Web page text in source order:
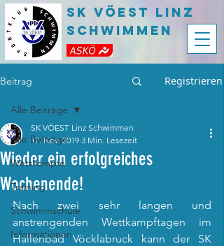
SK VÖEST LInz
Schwimmen
Beitrag Registrieren
Alle Beiträge
Wettkämpfe
Training
Schwimmschule
Informationen
Alle Beiträge
Wieder ein erfolgreiches
Wochenende!
SK VÖEST Linz Schwimmen
17. Nov. 2019 3 Min. Lesezeit
Nach zwei sehr langen und
anstrengenden Wettkampftagen im
Hallenbad Vöcklabruck kann der SK